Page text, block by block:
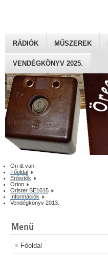
RÁDIÓK MŰSZEREK
VENDÉGKÖNYV 2025.
Ön itt van:
Főoldal
Erősítők
Orion
Orister SE1015
Információk
Vendégkönyv 2013.
Menü
Főoldal